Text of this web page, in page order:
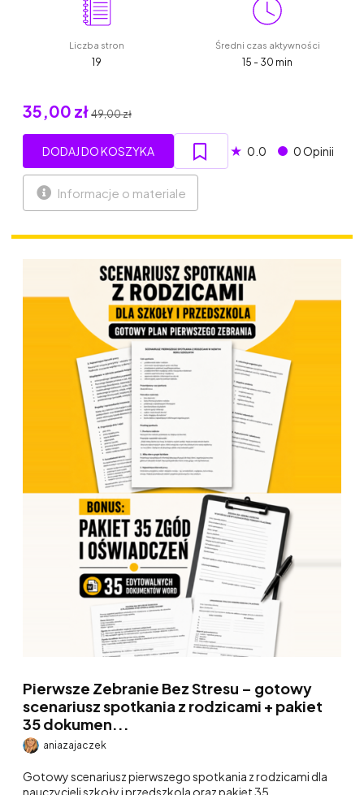
Liczba stron
19
Średni czas aktywności
15 - 30 min
35,00 zł 49,00 zł
DODAJ DO KOSZYKA ★ 0.0 0 Opinii
Informacje o materiale
Pierwsze Zebranie Bez Stresu – gotowy
scenariusz spotkania z rodzicami + pakiet
35 dokumen...
aniazajaczek
Gotowy scenariusz pierwszego spotkania z rodzicami dla